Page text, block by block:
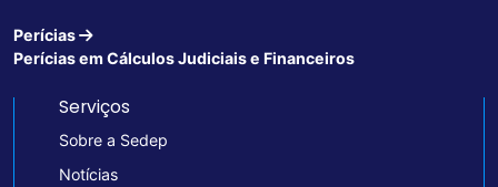
Perícias
Perícias em Cálculos Judiciais e Financeiros
Serviços
Sobre a Sedep
Notícias